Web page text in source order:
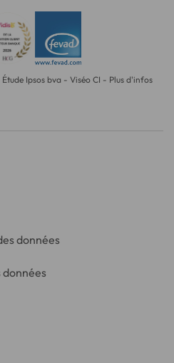
Ipsos bva - Viséo CI - Plus d'infos
données